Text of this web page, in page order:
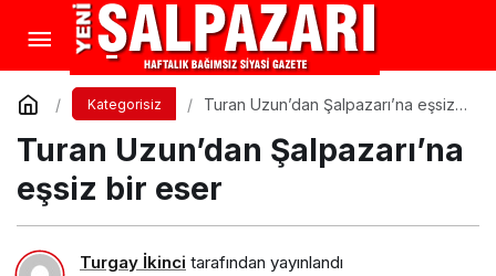
Kategorisiz
Turan Uzun’dan Şalpazarı’na eşsiz
Turan Uzun’dan Şalpazarı’na
eşsiz bir eser
Turgay İkinci tarafından yayınlandı